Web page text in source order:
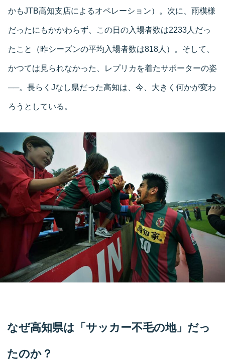
かもJTB高知支店によるオペレーション）。次に、雨模様
だったにもかかわらず、この日の入場者数は2233人だっ
たこと（昨シーズンの平均入場者数は818人）。そして、
かつては見られなかった、レプリカを着たサポーターの姿
──。長らくJなし県だった高知は、今、大きく何かが変わ
ろうとしている。
なぜ高知県は「サッカー不毛の地」だっ
たのか？